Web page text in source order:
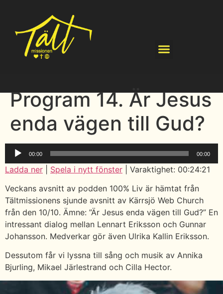
Program 14. Är Jesus
enda vägen till Gud?
Ljudspelare
00:00 00:00
Ladda ner Spela i nytt fönster
Varaktighet: 00:24:21
Veckans avsnitt av podden 100% Liv är hämtat från
Tältmissionens sjunde avsnitt av Kärrsjö Web Church
från den 10/10. Ämne: ”Är Jesus enda vägen till Gud?” En
intressant dialog mellan Lennart Eriksson och Gunnar
Johansson. Medverkar gör även Ulrika Kallin Eriksson.
Dessutom får vi lyssna till sång och musik av Annika
Bjurling, Mikael Järlestrand och Cilla Hector.